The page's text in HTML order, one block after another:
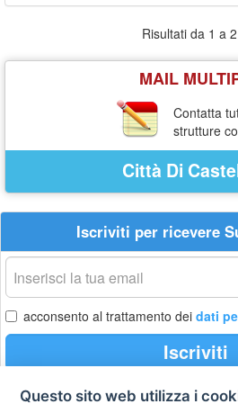
Risultati da 1 a
MAIL
Contatta
strutture
Città Di
Iscriviti per ricevere
La
tua
email
acconsento al trattamento dei dati
Iscriviti
Questo sito web utilizza i